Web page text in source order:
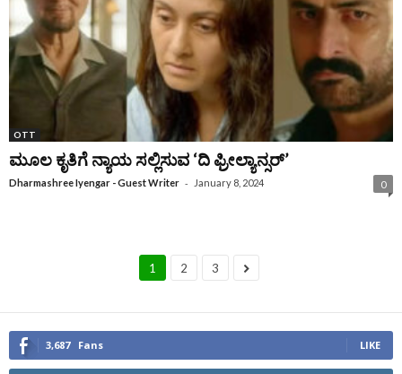
OTT
ಮೂಲ ಕೃತಿಗೆ ನ್ಯಾಯ ಸಲ್ಲಿಸುವ ‘ದಿ ಫ್ರೀಲ್ಯಾನ್ಸರ್’
Dharmashree Iyengar - Guest Writer - January 8, 2024 0
1 2 3
3,687 Fans LIKE